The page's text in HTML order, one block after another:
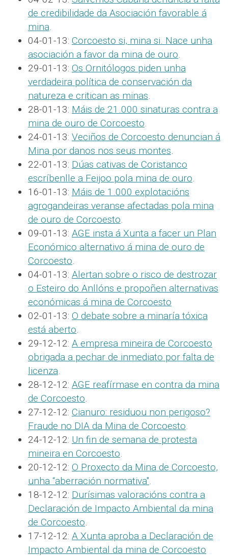
de credibilidade da Asociación favorable á
mina.
04-01-13: Corcoesto si, mina si. Nace unha
asociación a favor da mina de ouro.
29-01-13: Os Ornitólogos piden unha
verdadeira política de conservación da
natureza e critican as minas.
28-01-13: Máis de 21.000 sinaturas contra a
mina de ouro de Corcoesto.
24-01-13: Veciños de Corcoesto denuncian á
Mina por danos nos seus montes.
22-01-13: Dúas cativas de Coristanco
escríbenlle a Feijoo pola mina de ouro.
16-01-13: Máis de 1.000 explotacións
agrogandeiras veranse afectadas pola mina
de ouro de Corcoesto.
09-01-13: AGE insta á Xunta a facer un Plan
Económico alternativo á mina de ouro de
Corcoesto.
04-01-13: Alertan sobre o risco de destrozar
o Esteiro do Anllóns e propoñen alternativas
económicas á mina de Corcoesto
02-01-13: O debate sobre a minaría tóxica
está aberto.
29-12-12: A empresa mineira de Corcoesto
obrigada a pechar de inmediato por falta de
licenza.
28-12-12: AGE reafírmase en contra da mina
de Corcoesto.
27-12-12: Cianuro: residuou non perigoso?
Fraude no DIA da Mina de Corcoesto.
24-12-12: Un fin de semana de protesta
mineira en Corcoesto.
20-12-12: O Proxecto da Mina de Corcoesto,
unha “aberración normativa".
18-12-12: Durísimas valoracións contra a
Declaración de Impacto Ambiental da mina
de Corcoesto.
17-12-12: A Xunta aproba a Declaración de
Impacto Ambiental da mina de Corcoesto